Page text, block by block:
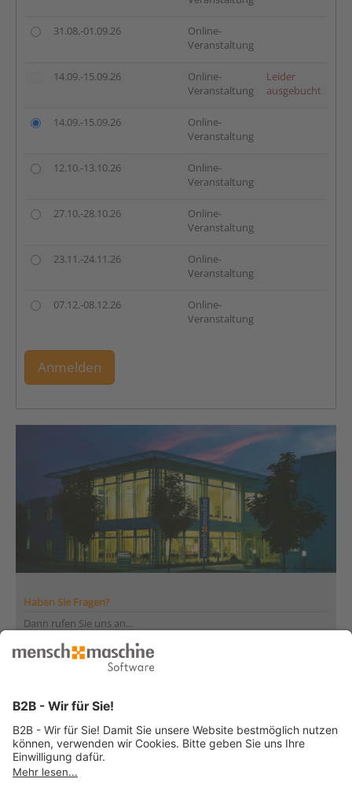
31.08.-01.09.26
Online-
Veranstaltung
14.09.-15.09.26
Online-
Veranstaltung
Leider
ausgebucht
14.09.-15.09.26
Online-
Veranstaltung
12.10.-13.10.26
Online-
Veranstaltung
27.10.-28.10.26
Online-
Veranstaltung
23.11.-24.11.26
Online-
Veranstaltung
07.12.-08.12.26
Online-
Veranstaltung
Anmelden
Haben Sie Fragen?
Dann rufen Sie uns an...
Infoline +41 44 864 19 00
und 13:30 bis 17:00 Uhr
... oder senden Sie uns Ihre Nachricht»